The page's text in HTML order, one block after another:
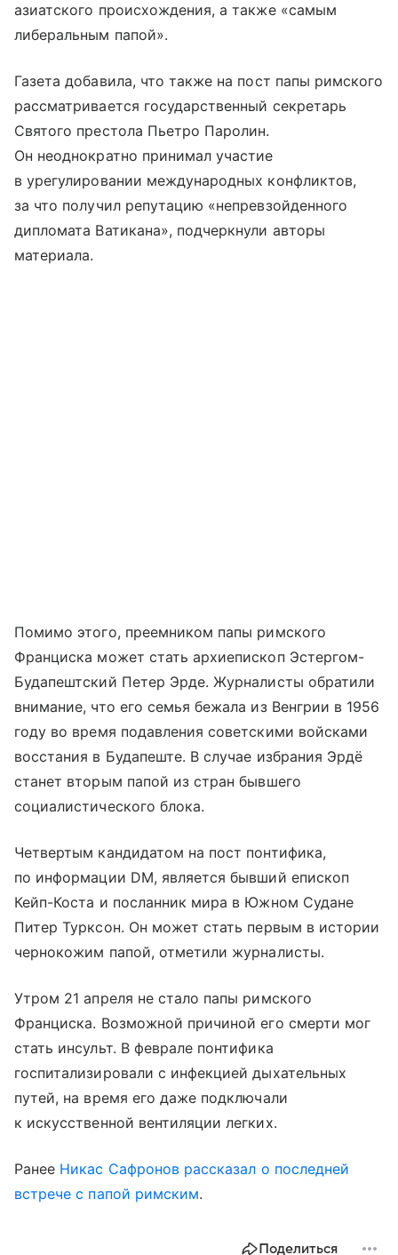
азиатского происхождения, а также «самым
либеральным папой».
Газета добавила, что также на пост папы римского
рассматривается государственный секретарь
Святого престола Пьетро Паролин.
Он неоднократно принимал участие
в урегулировании международных конфликтов,
за что получил репутацию «непревзойденного
дипломата Ватикана», подчеркнули авторы
материала.
Помимо этого, преемником папы римского
Франциска может стать архиепископ Эстергом-
Будапештский Петер Эрде. Журналисты обратили
внимание, что его семья бежала из Венгрии в 1956
году во время подавления советскими войсками
восстания в Будапеште. В случае избрания Эрдё
станет вторым папой из стран бывшего
социалистического блока.
Четвертым кандидатом на пост понтифика,
по информации DM, является бывший епископ
Кейп-Коста и посланник мира в Южном Судане
Питер Турксон. Он может стать первым в истории
чернокожим папой, отметили журналисты.
Утром 21 апреля не стало папы римского
Франциска. Возможной причиной его смерти мог
стать инсульт. В феврале понтифика
госпитализировали с инфекцией дыхательных
путей, на время его даже подключали
к искусственной вентиляции легких.
Ранее Никас Сафронов рассказал о последней
встрече с папой римским.
Поделиться